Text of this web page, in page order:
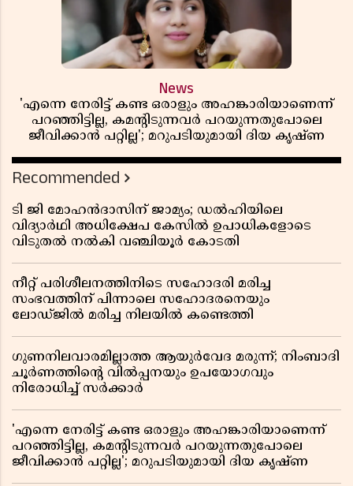
News
'എന്നെ നേരിട്ട് കണ്ട ഒരാളും അഹങ്കാരിയാണെന്ന്
പറഞ്ഞിട്ടില്ല, കമൻ്റിടുന്നവർ പറയുന്നതുപോലെ
ജീവിക്കാൻ പറ്റില്ല'; മറുപടിയുമായി ദിയ കൃഷ്ണ
Recommended
ടി ജി മോഹൻദാസിന് ജാമ്യം; ഡൽഹിയിലെ
വിദ്യാർഥി അധിക്ഷേപ കേസിൽ ഉപാധികളോടെ
വിടുതൽ നൽകി വഞ്ചിയൂർ കോടതി
നീറ്റ് പരിശീലനത്തിനിടെ സഹോദരി മരിച്ച
സംഭവത്തിന് പിന്നാലെ സഹോദരനെയും
ലോഡ്ജിൽ മരിച്ച നിലയിൽ കണ്ടെത്തി
ഗുണനിലവാരമില്ലാത്ത ആയുർവേദ മരുന്ന്; നിംബാദി
ചൂർണത്തിൻ്റെ വിൽപ്പനയും ഉപയോഗവും
നിരോധിച്ച് സർക്കാർ
'എന്നെ നേരിട്ട് കണ്ട ഒരാളും അഹങ്കാരിയാണെന്ന്
പറഞ്ഞിട്ടില്ല, കമൻ്റിടുന്നവർ പറയുന്നതുപോലെ
ജീവിക്കാൻ പറ്റില്ല'; മറുപടിയുമായി ദിയ കൃഷ്ണ